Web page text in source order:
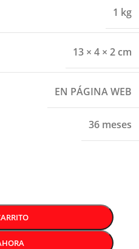
1 kg
13 × 4 × 2 cm
EN PÁGINA WEB
36 meses